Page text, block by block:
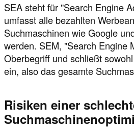
SEA steht für "Search Engine
umfasst alle bezahlten
Suchmaschinen wie Google
werden. SEM, "Search Engine
Oberbegriff und schließt
ein, also das gesamte
Risiken einer